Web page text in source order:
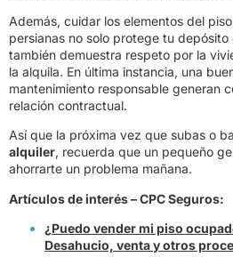
Además, cuidar los elementos del
persianas no solo protege tu
también demuestra respeto por la
la alquila. En última instancia, una
mantenimiento responsable generan
relación contractual.
Así que la próxima vez que subas o
alquiler, recuerda que un pequeño
ahorrarte un problema mañana.
Artículos de interés – CPC Seguros:
¿Puedo vender mi piso
Desahucio, venta y otros